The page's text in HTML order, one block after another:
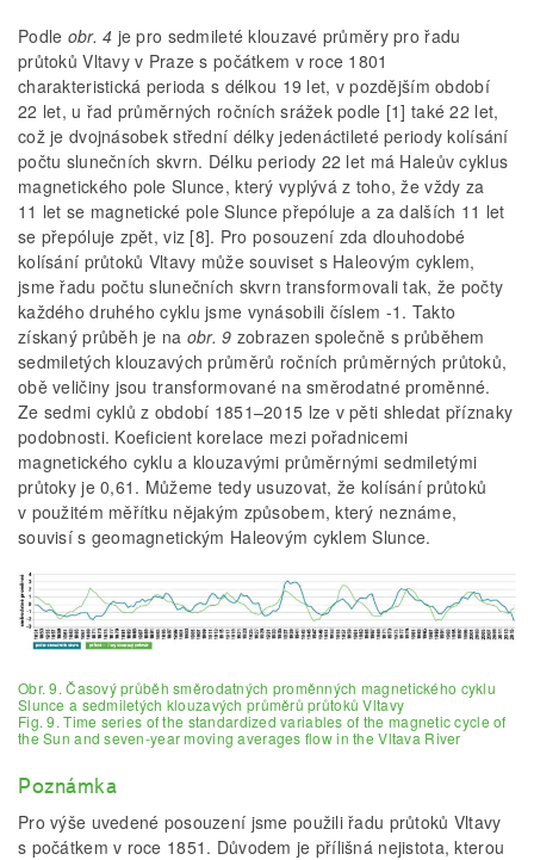
Podle obr. 4 je pro sedmileté klouzavé průměry pro řadu
průtoků Vltavy v Praze s počátkem v roce 1801
charakteristická perioda s délkou 19 let, v pozdějším období
22 let, u řad průměrných ročních srážek podle [1] také 22 let,
což je dvojnásobek střední délky jedenáctileté periody kolísání
počtu slunečních skvrn. Délku periody 22 let má Haleův cyklus
magnetického pole Slunce, který vyplývá z toho, že vždy za
11 let se magnetické pole Slunce přepóluje a za dalších 11 let
se přepóluje zpět, viz [8]. Pro posouzení zda dlouhodobé
kolísání průtoků Vltavy může souviset s Haleovým cyklem,
jsme řadu počtu slunečních skvrn transformovali tak, že počty
každého druhého cyklu jsme vynásobili číslem -1. Takto
získaný průběh je na obr. 9 zobrazen společně s průběhem
sedmiletých klouzavých průměrů ročních průměrných průtoků,
obě veličiny jsou transformované na směrodatné proměnné.
Ze sedmi cyklů z období 1851–2015 lze v pěti shledat příznaky
podobnosti. Koeficient korelace mezi pořadnicemi
magnetického cyklu a klouzavými průměrnými sedmiletými
průtoky je 0,61. Můžeme tedy usuzovat, že kolísání průtoků
v použitém měřítku nějakým způsobem, který neznáme,
souvisí s geomagnetickým Haleovým cyklem Slunce.
Obr. 9. Časový průběh směrodatných proměnných magnetického cyklu
Slunce a sedmiletých klouzavých průměrů průtoků Vltavy
Fig. 9. Time series of the standardized variables of the magnetic cycle of
the Sun and seven-year moving averages flow in the Vltava River
Poznámka
Pro výše uvedené posouzení jsme použili řadu průtoků Vltavy
s počátkem v roce 1851. Důvodem je přílišná nejistota, kterou